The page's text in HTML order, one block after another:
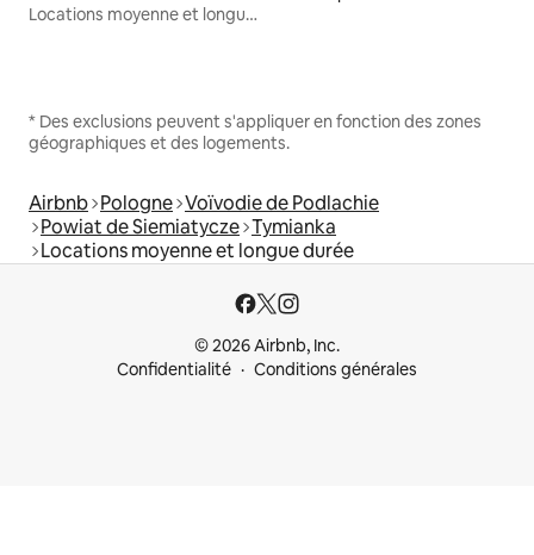
Locations moyenne et longue durée
* Des exclusions peuvent s'appliquer en fonction des zones
géographiques et des logements.
Airbnb Pologne Voïvodie de Podlachie
Powiat de Siemiatycze Tymianka
Locations moyenne et longue durée
© 2026 Airbnb, Inc.
Confidentialité
Conditions générales